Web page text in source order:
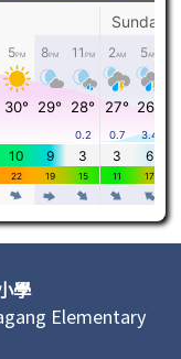
學
Elementary